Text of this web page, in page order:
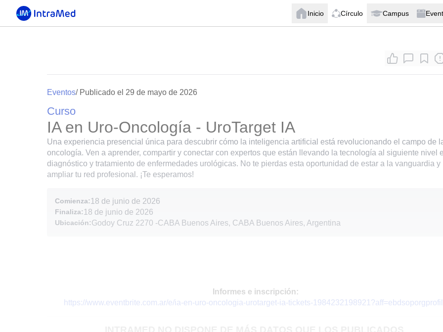
Inicio Círculo Campus
Eventos/ Publicado el 29 de mayo de 2026
Curso
IA en Uro-Oncología - UroTarget IA
Una experiencia presencial única para descubrir cómo la inteligencia artificial está revolucionando el campo de
oncología. Ven a aprender, compartir y conectar con expertos que están llevando la tecnología al siguiente nivel
diagnóstico y tratamiento de enfermedades urológicas. No te pierdas esta oportunidad de estar a la vanguardia y
ampliar tu red profesional. ¡Te esperamos!
Comienza: 18 de junio de 2026
Finaliza: 18 de junio de 2026
Ubicación:Godoy Cruz 2270 -CABA Buenos Aires, CABA Buenos Aires, Argentina
Informes e inscripción:
https://www.eventbrite.com.ar/e/ia-en-uro-oncologia-urotarget-ia-tickets-